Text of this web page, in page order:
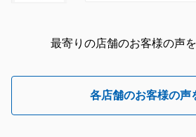
最寄りの店舗のお客様の声
各店舗のお客様の声